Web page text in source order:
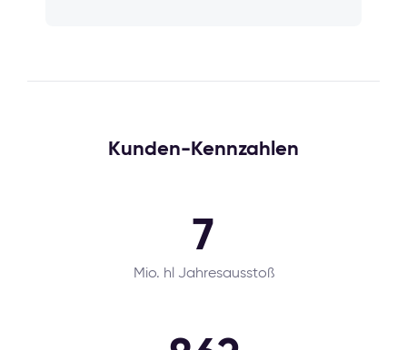
Kunden-Kennzahlen
7
Mio. hl Jahresausstoß